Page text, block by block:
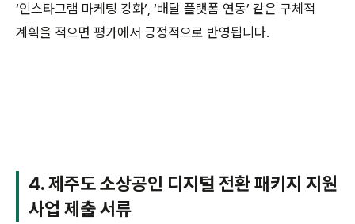
‘인스타그램 마케팅 강화’, ‘배달 플랫폼 연동’ 같은 구체적
계획을 적으면 평가에서 긍정적으로 반영됩니다.
4. 제주도 소상공인 디지털 전환 패키지 지원
사업 제출 서류